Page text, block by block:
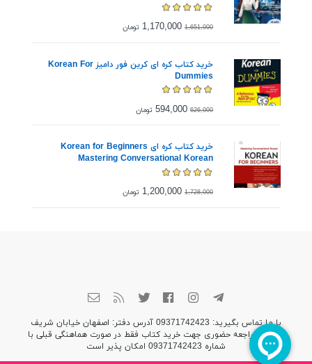
1,651,000
1,170,000 تومان
خرید کتاب کره ای کرین فور دامیز Korean For
Dummies
626,000
594,000 تومان
خرید کتاب کره ای Korean for Beginners
Mastering Conversational Korean
1,728,000
1,200,000 تومان
با ما تماس بگیرید: 09371742423 آدرس دفتر: اصفهان خیابان شریف
واقفی (مراجعه حضوری جهت خرید کتاب فقط در صورت هماهنگی قبلی با
شماره 09371742423 امکان پذیر است